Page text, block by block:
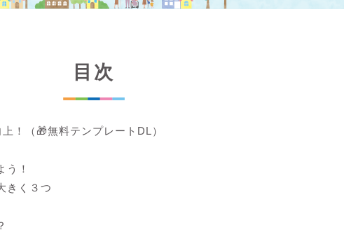
目次
！（🎁無料テンプレートDL）
う！
きく３つ